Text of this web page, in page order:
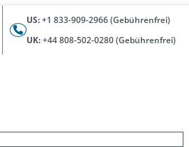
US:+1 833-909-2966 (Gebührenfrei)
UK:+44 808-502-0280 (Gebührenfrei)